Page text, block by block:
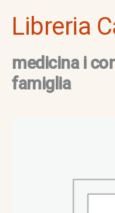
Libreria
medicina i
famiglia